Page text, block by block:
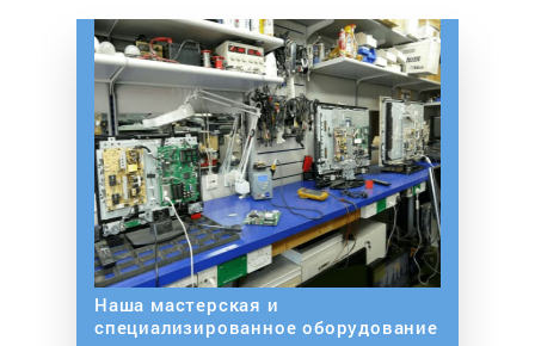
Наша мастерская и
специализированное оборудование